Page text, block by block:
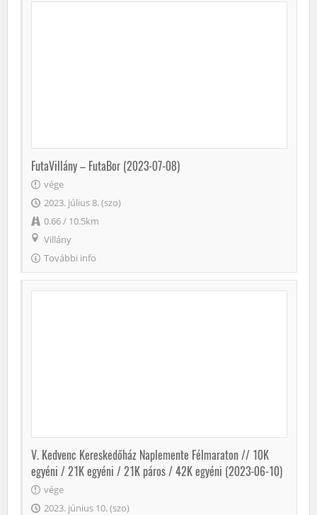
FutaVillány – FutaBor (2023-07-08)
vége
2023. július 8. (szo)
0.66 / 10.5km
Villány
További info
V. Kedvenc Kereskedőház Naplemente Félmaraton // 10K
egyéni / 21K egyéni / 21K páros / 42K egyéni (2023-06-10)
vége
2023. június 10. (szo)